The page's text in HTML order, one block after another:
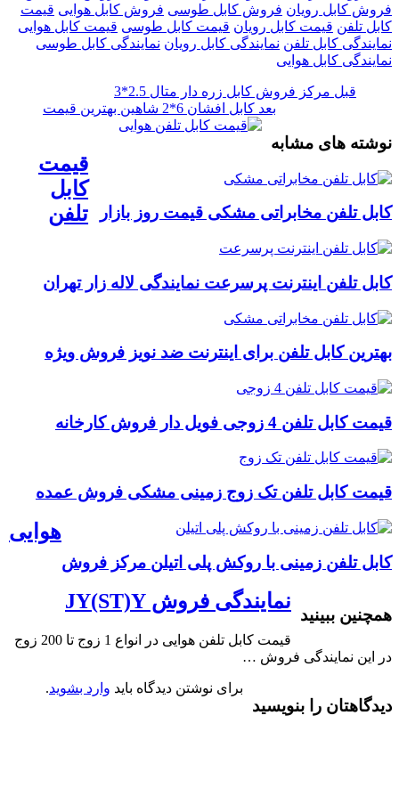
فروش کابل رویان فروش کابل طوسی فروش کابل هوایی قیمت
کابل تلفن قیمت کابل رویان قیمت کابل طوسی قیمت کابل هوایی
نمایندگی کابل تلفن نمایندگی کابل رویان نمایندگی کابل طوسی
نمایندگی کابل هوایی
قبل مرکز فروش کابل زره دار متال 2.5*3
بعد کابل افشان 6*2 شاهین بهترین قیمت
نوشته های مشابه
کابل تلفن مخابراتی مشکی قیمت روز بازار
کابل تلفن اینترنت پرسرعت نمایندگی لاله زار تهران
بهترین کابل تلفن برای اینترنت ضد نویز فروش ویژه
قیمت کابل تلفن 4 زوجی فویل دار فروش کارخانه
قیمت کابل تلفن تک زوج زمینی مشکی فروش عمده
کابل تلفن زمینی با روکش پلی اتیلن مرکز فروش
همچنین ببینید
قیمت
کابل
تلفن
هوایی
نمایندگی فروش JY(ST)Y
قیمت کابل تلفن هوایی در انواع 1 زوج تا 200 زوج
در این نمایندگی فروش …
دیدگاهتان را بنویسید
برای نوشتن دیدگاه باید وارد بشوید.